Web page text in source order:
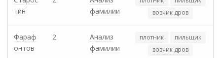
тин
фамилии
возчик дров
Фараф
онтов
2
Анализ
фамилии
плотник
пильщик
возчик дров